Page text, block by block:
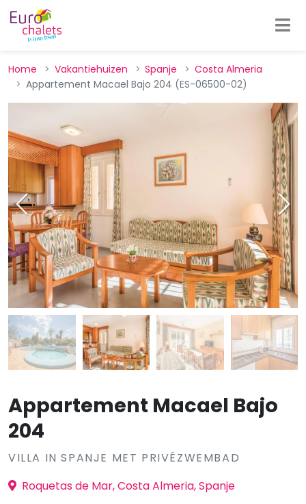
Home Vakantiehuizen Spanje
Costa Almeria
Appartement Macael Bajo 204 (ES-06500-02)
Appartement Macael Bajo
204
VILLA IN SPANJE MET PRIVÉZWEMBAD
Roquetas de Mar, Costa Almeria, Spanje